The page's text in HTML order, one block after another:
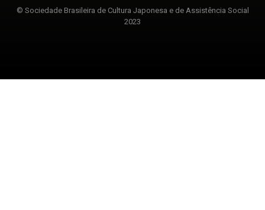
© Sociedade Brasileira de Cultura Japonesa e de Assistência Social
2023